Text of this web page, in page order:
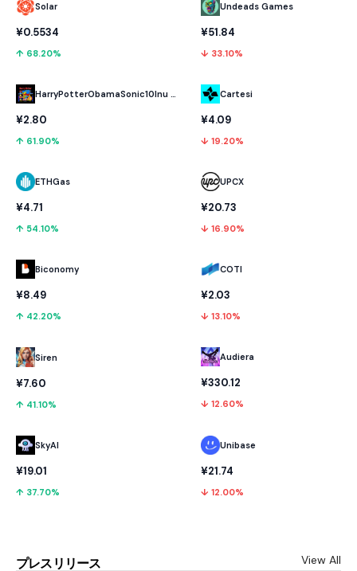
Solar
¥0.5534
↑ 68.20%
HarryPotterObamaSonic10Inu (ETH)
¥2.80
↑ 61.90%
ETHGas
¥4.71
↑ 54.10%
Biconomy
¥8.49
↑ 42.20%
Siren
¥7.60
↑ 41.10%
SkyAI
¥19.01
↑ 37.70%
Undeads Games
¥51.84
↓ 33.10%
Cartesi
¥4.09
↓ 19.20%
UPCX
¥20.73
↓ 16.90%
COTI
¥2.03
↓ 13.10%
Audiera
¥330.12
↓ 12.60%
Unibase
¥21.74
↓ 12.00%
プレスリリース View All